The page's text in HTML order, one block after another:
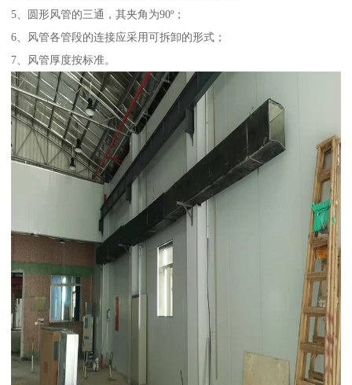
5、圆形风管的三通，其夹角为90º；
6、风管各管段的连接应采用可拆卸的形式；
7、风管厚度按标准。